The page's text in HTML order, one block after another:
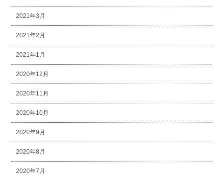
2021年3月
2021年2月
2021年1月
2020年12月
2020年11月
2020年10月
2020年9月
2020年8月
2020年7月